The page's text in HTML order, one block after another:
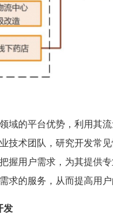
的平台优势，利用其流
技术团队，研究开发常
握用户需求，为其提供
求的服务，从而提高用
发